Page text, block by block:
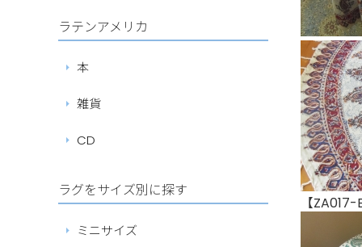
【
ラテンアメリカ
本
雑貨
CD
ラグをサイズ別に探す
ミニサイズ